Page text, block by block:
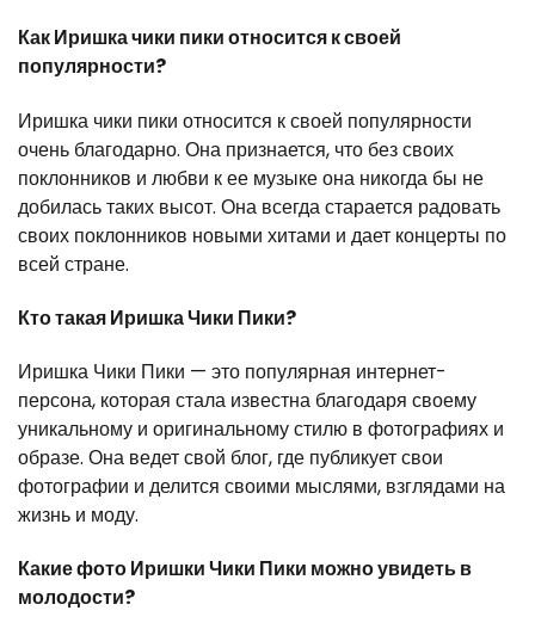
Как Иришка чики пики относится к своей
популярности?
Иришка чики пики относится к своей популярности
очень благодарно. Она признается, что без своих
поклонников и любви к ее музыке она никогда бы не
добилась таких высот. Она всегда старается радовать
своих поклонников новыми хитами и дает концерты по
всей стране.
Кто такая Иришка Чики Пики?
Иришка Чики Пики — это популярная интернет-
персона, которая стала известна благодаря своему
уникальному и оригинальному стилю в фотографиях и
образе. Она ведет свой блог, где публикует свои
фотографии и делится своими мыслями, взглядами на
жизнь и моду.
Какие фото Иришки Чики Пики можно увидеть в
молодости?